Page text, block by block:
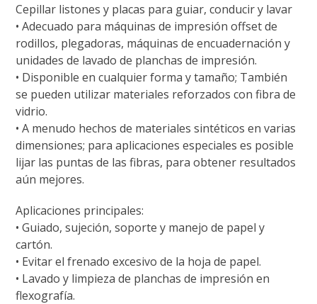
Cepillar listones y placas para guiar, conducir y lavar
• Adecuado para máquinas de impresión offset de
rodillos, plegadoras, máquinas de encuadernación y
unidades de lavado de planchas de impresión.
• Disponible en cualquier forma y tamaño; También
se pueden utilizar materiales reforzados con fibra de
vidrio.
• A menudo hechos de materiales sintéticos en varias
dimensiones; para aplicaciones especiales es posible
lijar las puntas de las fibras, para obtener resultados
aún mejores.
Aplicaciones principales:
• Guiado, sujeción, soporte y manejo de papel y
cartón.
• Evitar el frenado excesivo de la hoja de papel.
• Lavado y limpieza de planchas de impresión en
flexografía.